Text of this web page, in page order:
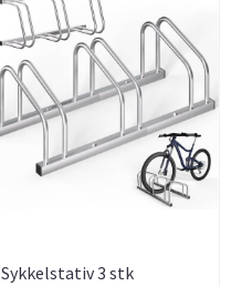
Sykkelstativ 3 stk